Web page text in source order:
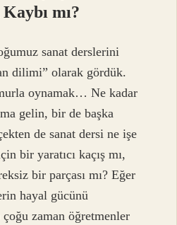
mı?
sanat derslerini
dilimi” olarak gördük.
oynamak… Ne kadar
gelin, bir de başka
de sanat dersi ne işe
bir yaratıcı kaçış mı,
bir parçası mı? Eğer
hayal gücünü
zaman öğretmenler